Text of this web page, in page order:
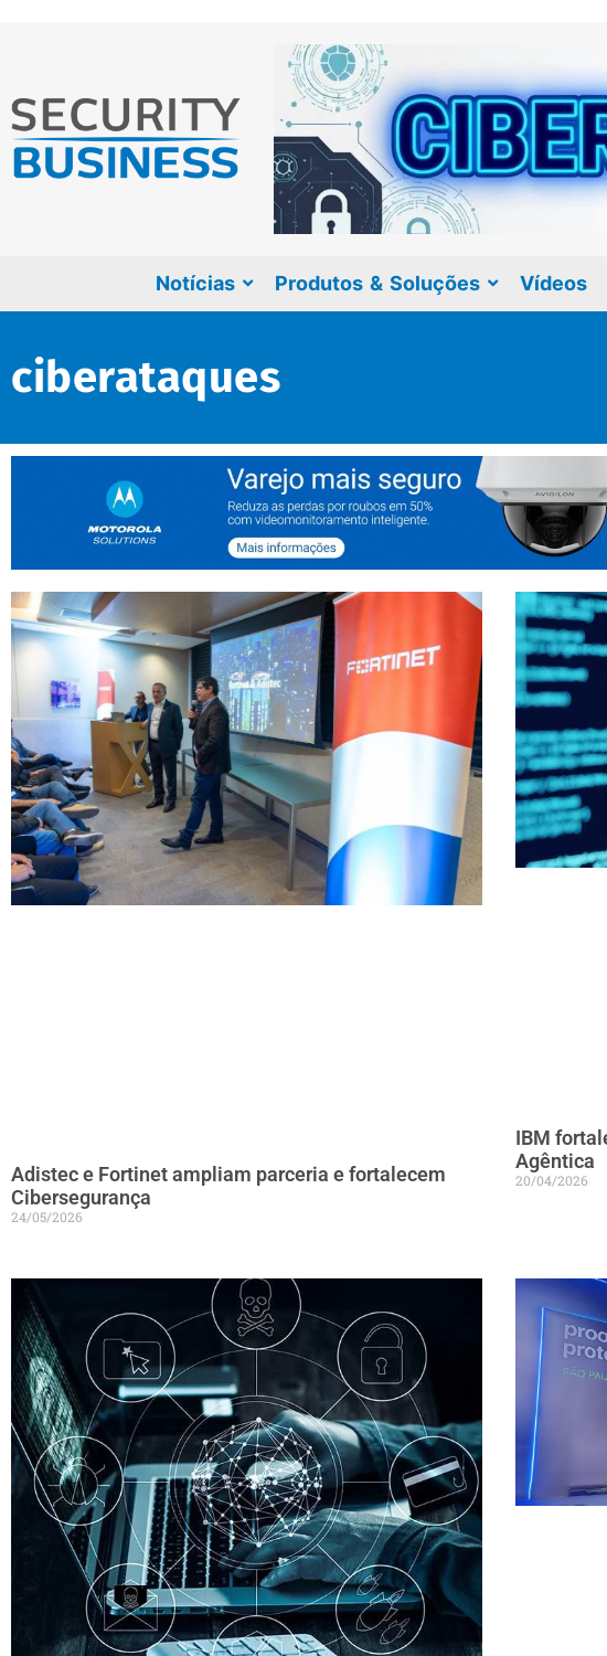
Notícias Produtos & Soluções Vídeos
ciberataques
Adistec e Fortinet ampliam parceria e fortalecem
Cibersegurança
24/05/2026
IBM
Agêntica
20/04/2026